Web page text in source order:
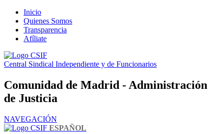
Inicio
Quienes Somos
Transparencia
Afíliate
Central Sindical Independiente y de Funcionarios
Comunidad de Madrid - Administración
de Justicia
NAVEGACIÓN
ESPAÑOL